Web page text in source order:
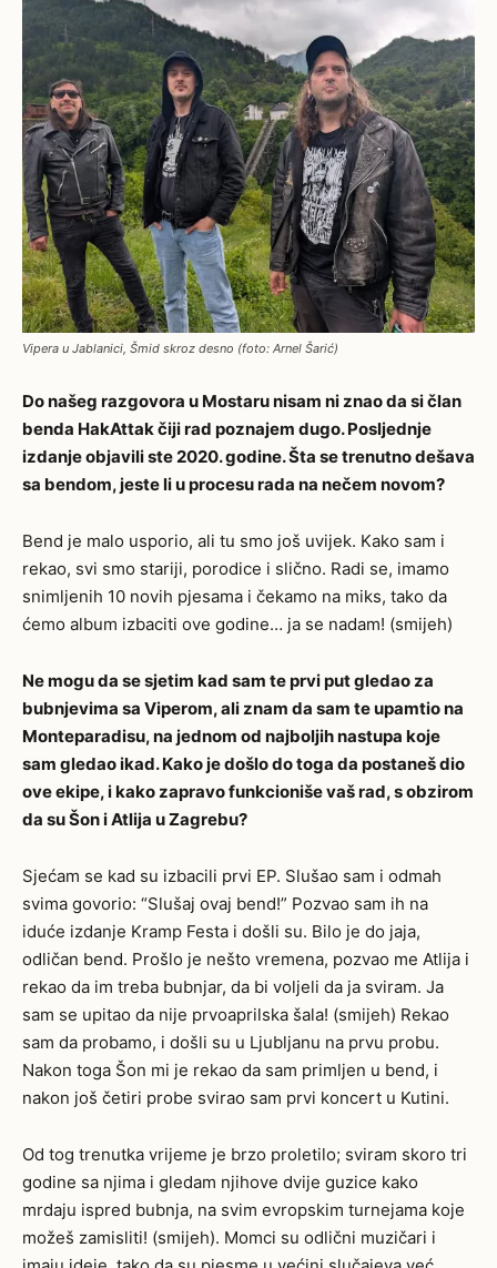
Vipera u Jablanici, Šmid skroz desno (foto: Arnel Šarić)
Do našeg razgovora u Mostaru nisam ni znao da si član
benda HakAttak čiji rad poznajem dugo. Posljednje
izdanje objavili ste 2020. godine. Šta se trenutno dešava
sa bendom, jeste li u procesu rada na nečem novom?
Bend je malo usporio, ali tu smo još uvijek. Kako sam i
rekao, svi smo stariji, porodice i slično. Radi se, imamo
snimljenih 10 novih pjesama i čekamo na miks, tako da
ćemo album izbaciti ove godine… ja se nadam! (smijeh)
Ne mogu da se sjetim kad sam te prvi put gledao za
bubnjevima sa Viperom, ali znam da sam te upamtio na
Monteparadisu, na jednom od najboljih nastupa koje
sam gledao ikad. Kako je došlo do toga da postaneš dio
ove ekipe, i kako zapravo funkcioniše vaš rad, s obzirom
da su Šon i Atlija u Zagrebu?
Sjećam se kad su izbacili prvi EP. Slušao sam i odmah
svima govorio: “Slušaj ovaj bend!” Pozvao sam ih na
iduće izdanje Kramp Festa i došli su. Bilo je do jaja,
odličan bend. Prošlo je nešto vremena, pozvao me Atlija i
rekao da im treba bubnjar, da bi voljeli da ja sviram. Ja
sam se upitao da nije prvoaprilska šala! (smijeh) Rekao
sam da probamo, i došli su u Ljubljanu na prvu probu.
Nakon toga Šon mi je rekao da sam primljen u bend, i
nakon još četiri probe svirao sam prvi koncert u Kutini.
Od tog trenutka vrijeme je brzo proletilo; sviram skoro tri
godine sa njima i gledam njihove dvije guzice kako
mrdaju ispred bubnja, na svim evropskim turnejama koje
možeš zamisliti! (smijeh). Momci su odlični muzičari i